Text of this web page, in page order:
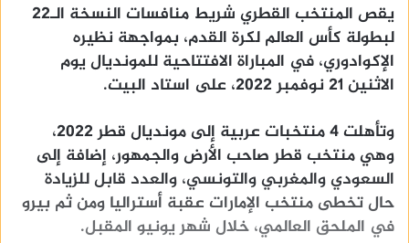
يقص المنتخب القطري شريط منافسات النسخة الـ22
لبطولة كأس العالم لكرة القدم، بمواجهة نظيره
الإكوادوري، في المباراة الافتتاحية للمونديال يوم
الاثنين 21 نوفمبر 2022، على استاد البيت.
وتأهلت 4 منتخبات عربية إلى مونديال قطر 2022،
وهي منتخب قطر صاحب الأرض والجمهور، إضافة إلى
السعودي والمغربي والتونسي، والعدد قابل للزيادة
حال تخطى منتخب الإمارات عقبة أستراليا ومن ثم بيرو
في الملحق العالمي، خلال شهر يونيو المقبل.